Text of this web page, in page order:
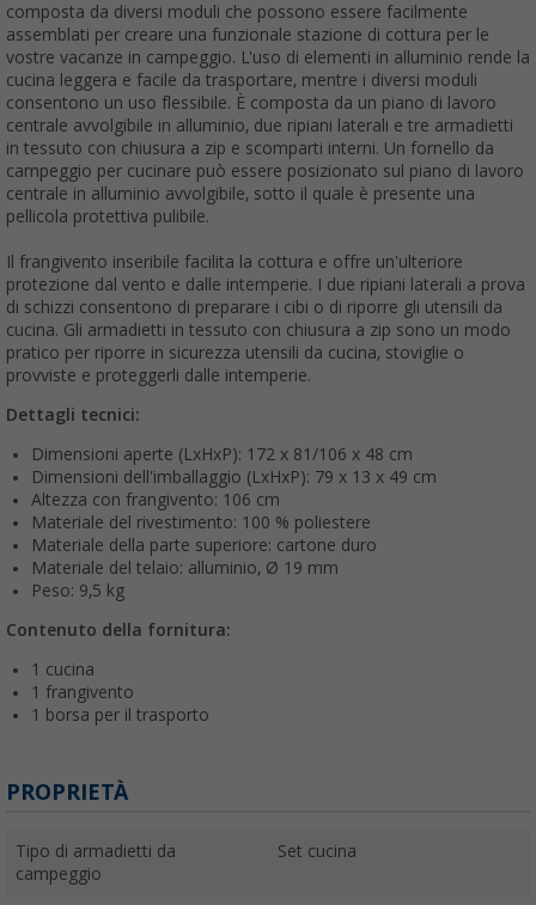
composta da diversi moduli che possono essere facilmente
assemblati per creare una funzionale stazione di cottura per le
vostre vacanze in campeggio. L'uso di elementi in alluminio rende la
cucina leggera e facile da trasportare, mentre i diversi moduli
consentono un uso flessibile. È composta da un piano di lavoro
centrale avvolgibile in alluminio, due ripiani laterali e tre armadietti
in tessuto con chiusura a zip e scomparti interni. Un fornello da
campeggio per cucinare può essere posizionato sul piano di lavoro
centrale in alluminio avvolgibile, sotto il quale è presente una
pellicola protettiva pulibile.
Il frangivento inseribile facilita la cottura e offre un'ulteriore
protezione dal vento e dalle intemperie. I due ripiani laterali a prova
di schizzi consentono di preparare i cibi o di riporre gli utensili da
cucina. Gli armadietti in tessuto con chiusura a zip sono un modo
pratico per riporre in sicurezza utensili da cucina, stoviglie o
provviste e proteggerli dalle intemperie.
Dettagli tecnici:
Dimensioni aperte (LxHxP): 172 x 81/106 x 48 cm
Dimensioni dell'imballaggio (LxHxP): 79 x 13 x 49 cm
Altezza con frangivento: 106 cm
Materiale del rivestimento: 100 % poliestere
Materiale della parte superiore: cartone duro
Materiale del telaio: alluminio, Ø 19 mm
Peso: 9,5 kg
Contenuto della fornitura:
1 cucina
1 frangivento
1 borsa per il trasporto
PROPRIETÀ
Tipo di armadietti da
campeggio
Set cucina